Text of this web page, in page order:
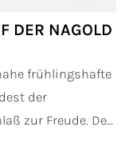
DER NAGOLD
frühlingshafte
der
zur Freude. Der